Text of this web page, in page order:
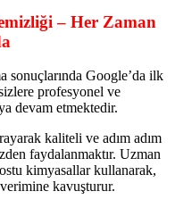
– Her Zaman
sonuçlarında Google’da ilk
profesyonel ve
devam etmektedir.
kaliteli ve adım adım
faydalanmaktır. Uzman
kimyasallar kullanarak,
kavuşturur.